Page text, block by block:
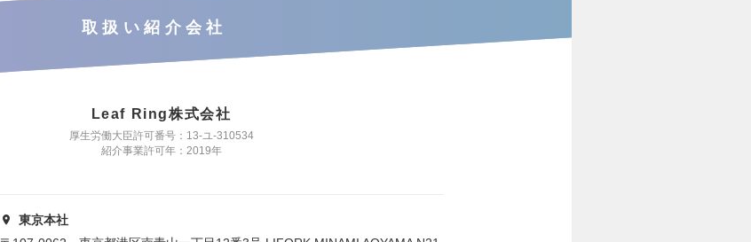
取扱い紹介会社
Leaf Ring株式会社
厚生労働大臣許可番号：13-ユ-310534
紹介事業許可年：2019年
東京本社